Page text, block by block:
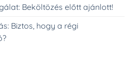
Beköltözés előtt ajánlott!
Biztos, hogy a régi